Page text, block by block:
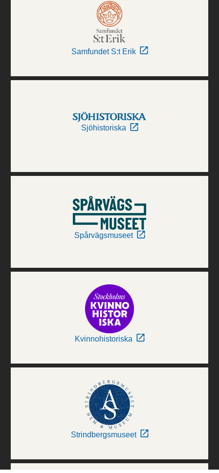
Samfundet S:t Erik
Sjöhistoriska
Spårvägsmuseet
Kvinnohistoriska
Strindbergsmuseet